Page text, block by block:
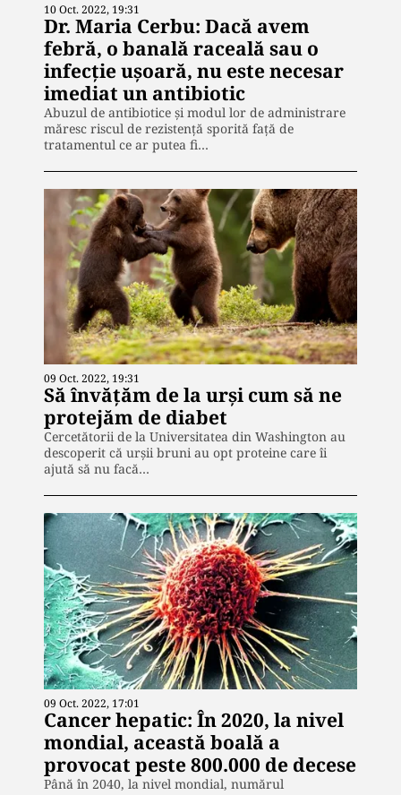
10 Oct. 2022, 19:31
Dr. Maria Cerbu: Dacă avem
febră, o banală raceală sau o
infecție ușoară, nu este necesar
imediat un antibiotic
Abuzul de antibiotice și modul lor de administrare
măresc riscul de rezistență sporită față de
tratamentul ce ar putea fi…
09 Oct. 2022, 19:31
Să învățăm de la urși cum să ne
protejăm de diabet
Cercetătorii de la Universitatea din Washington au
descoperit că urșii bruni au opt proteine care îi
ajută să nu facă…
09 Oct. 2022, 17:01
Cancer hepatic: În 2020, la nivel
mondial, această boală a
provocat peste 800.000 de decese
Până în 2040, la nivel mondial, numărul